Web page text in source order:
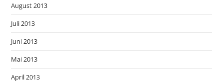
August 2013
Juli 2013
Juni 2013
Mai 2013
April 2013